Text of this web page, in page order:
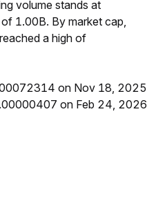
volume stands at
1.00B. By market cap,
a high of
on Nov 18, 2025
on Feb 24, 2026